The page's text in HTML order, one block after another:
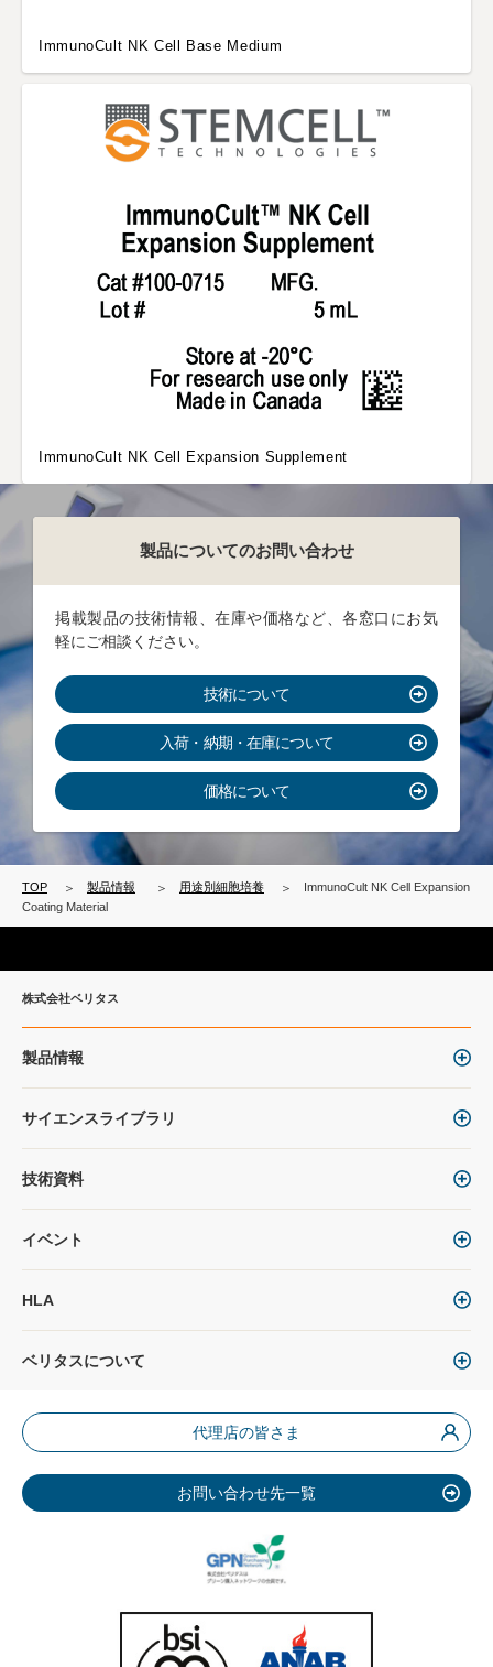
ImmunoCult NK Cell Base Medium
ImmunoCult NK Cell Expansion Supplement
製品についてのお問い合わせ
掲載製品の技術情報、在庫や価格など、各窓口にお気
軽にご相談ください。
技術について
入荷・納期・在庫について
価格について
TOP 製品情報 用途別細胞培養
ImmunoCult NK Cell Expansion
Coating Material
株式会社ベリタス
製品情報
サイエンスライブラリ
技術資料
イベント
HLA
ベリタスについて
代理店の皆さま
お問い合わせ先一覧